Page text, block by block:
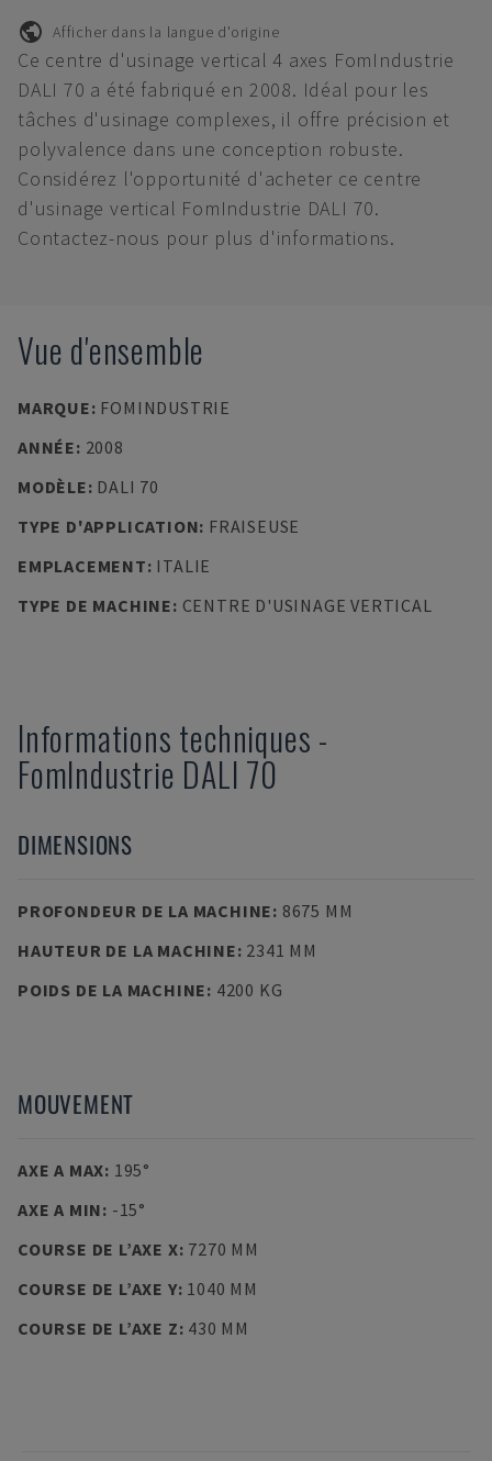
Afficher dans la langue d'origine
Ce centre d'usinage vertical 4 axes FomIndustrie
DALI 70 a été fabriqué en 2008. Idéal pour les
tâches d'usinage complexes, il offre précision et
polyvalence dans une conception robuste.
Considérez l'opportunité d'acheter ce centre
d'usinage vertical FomIndustrie DALI 70.
Contactez-nous pour plus d'informations.
Vue d'ensemble
MARQUE: FOMINDUSTRIE
ANNÉE: 2008
MODÈLE: DALI 70
TYPE D'APPLICATION: FRAISEUSE
EMPLACEMENT: ITALIE
TYPE DE MACHINE: CENTRE D'USINAGE VERTICAL
Informations techniques -
FomIndustrie DALI 70
DIMENSIONS
PROFONDEUR DE LA MACHINE: 8675 MM
HAUTEUR DE LA MACHINE: 2341 MM
POIDS DE LA MACHINE: 4200 KG
MOUVEMENT
AXE A MAX: 195°
AXE A MIN: -15°
COURSE DE L’AXE X: 7270 MM
COURSE DE L’AXE Y: 1040 MM
COURSE DE L’AXE Z: 430 MM